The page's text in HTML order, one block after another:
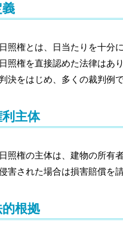
義
照権とは、日当たりを十分
照権を直接認めた法律はあ
決をはじめ、多くの裁判例
主体
照権の主体は、建物の所有
害された場合は損害賠償を
根拠